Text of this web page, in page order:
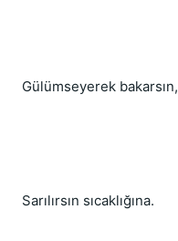
Gülümseyerek bakarsın,
Sarılırsın sıcaklığına.